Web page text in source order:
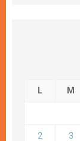
L M
2 3